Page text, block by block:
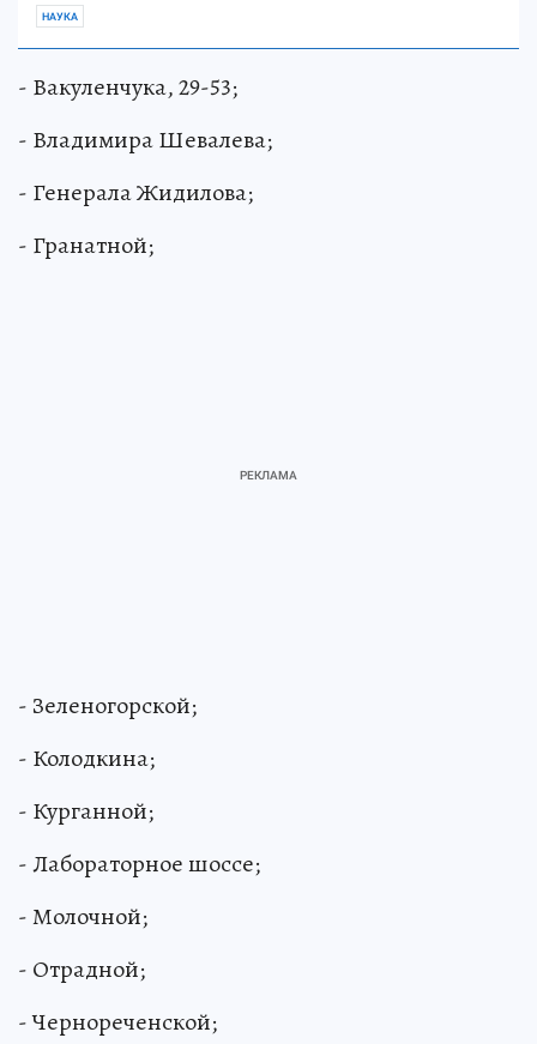
НАУКА
- Вакуленчука, 29-53;
- Владимира Шевалева;
- Генерала Жидилова;
- Гранатной;
- Зеленогорской;
- Колодкина;
- Курганной;
- Лабораторное шоссе;
- Молочной;
- Отрадной;
- Чернореченской;